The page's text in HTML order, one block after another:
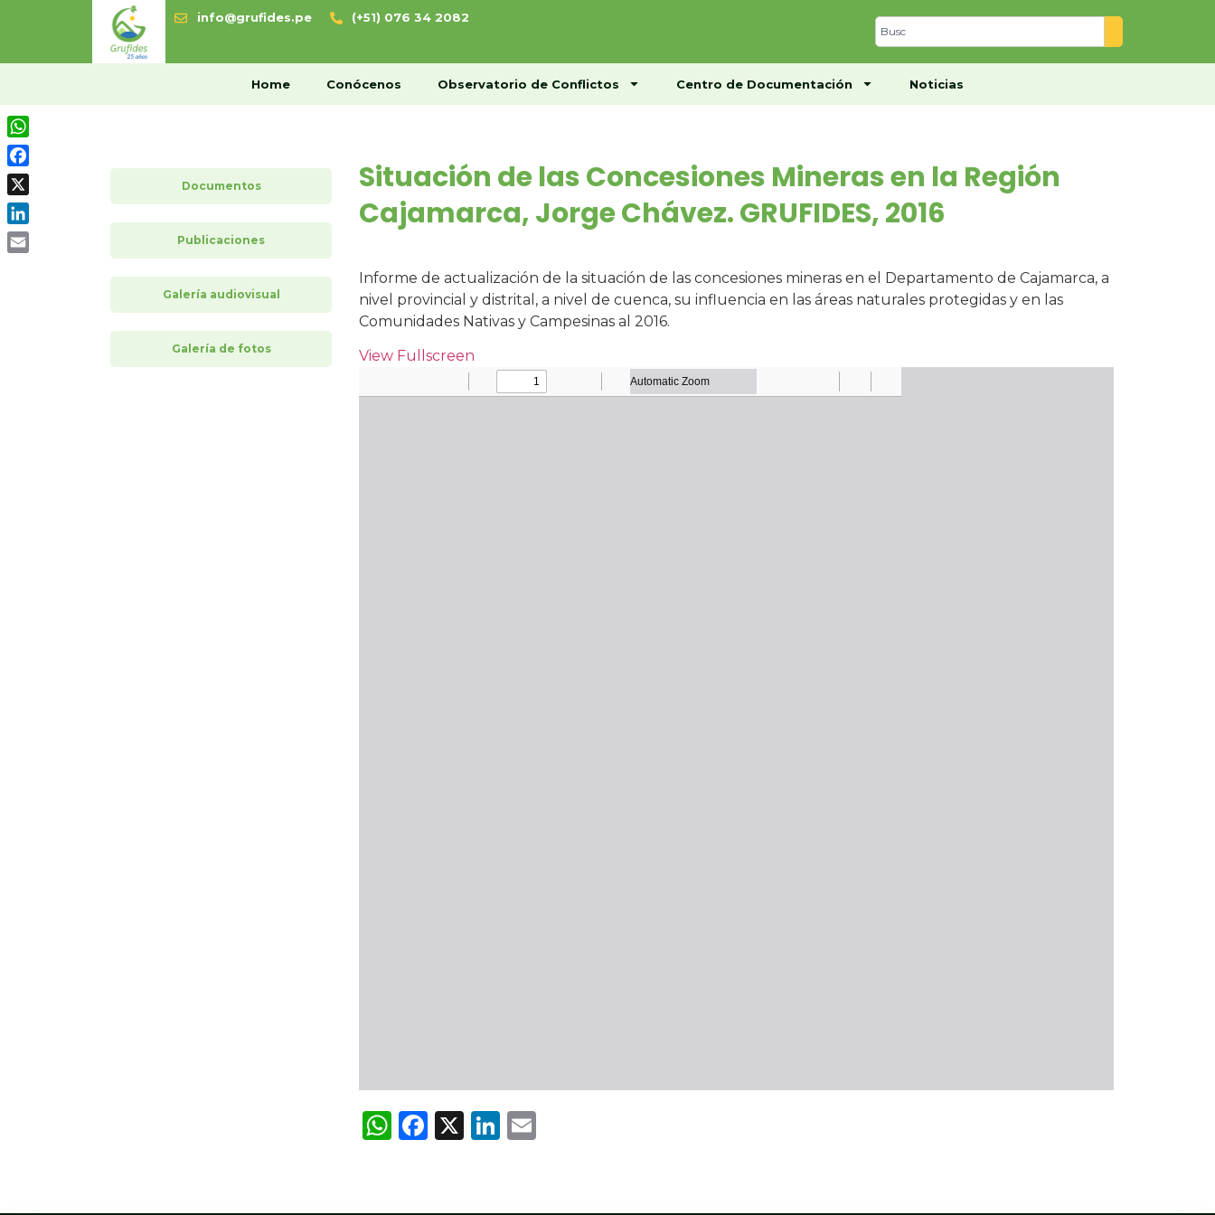
info@grufides.pe (+51) 076 34 2082
Home Conócenos Observatorio de Conflictos Centro de Documentación Noticias
Home Conócenos Centro de Documentación Noticias
Documentos
Publicaciones
Galería audiovisual
Galería de fotos
Situación de las Concesiones Mineras en la Región
Cajamarca, Jorge Chávez. GRUFIDES, 2016
Informe de actualización de la situación de las concesiones mineras en el Departamento de Cajamarca, a
nivel provincial y distrital, a nivel de cuenca, su influencia en las áreas naturales protegidas y en las
Comunidades Nativas y Campesinas al 2016.
View Fullscreen
WhatsApp
Facebook
X LinkedIn
WhatsApp
Facebook
X
LinkedIn